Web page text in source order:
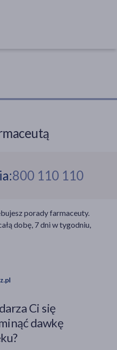
800 110 110
porady farmaceuty.
dobę, 7 dni w tygodniu,
Ci się
dawkę